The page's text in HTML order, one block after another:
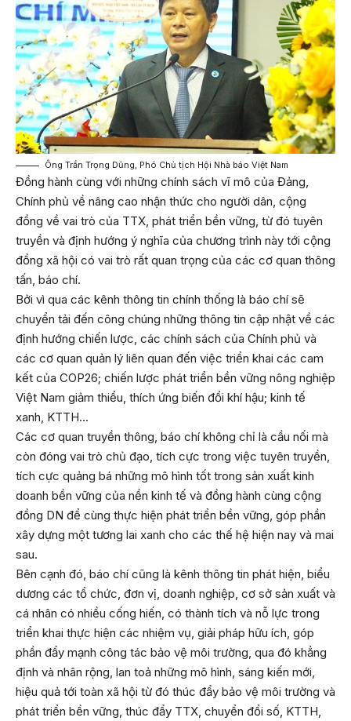
Ông Trần Trọng Dũng, Phó Chủ tịch Hội Nhà báo Việt Nam
Đồng hành cùng với những chính sách vĩ mô của Đảng,
Chính phủ về nâng cao nhận thức cho người dân, cộng
đồng về vai trò của TTX, phát triển bền vững, từ đó tuyên
truyền và định hướng ý nghĩa của chương trình này tới cộng
đồng xã hội có vai trò rất quan trọng của các cơ quan thông
tấn, báo chí.
Bởi vì qua các kênh thông tin chính thống là báo chí sẽ
chuyển tải đến công chúng những thông tin cập nhật về các
định hướng chiến lược, các chính sách của Chính phủ và
các cơ quan quản lý liên quan đến việc triển khai các cam
kết của COP26; chiến lược phát triển bền vững nông nghiệp
Việt Nam giảm thiểu, thích ứng biến đổi khí hậu; kinh tế
xanh, KTTH…
Các cơ quan truyền thông, báo chí không chỉ là cầu nối mà
còn đóng vai trò chủ đạo, tích cực trong việc tuyên truyền,
tích cực quảng bá những mô hình tốt trong sản xuất kinh
doanh bền vững của nền kinh tế và đồng hành cùng cộng
đồng DN để cùng thực hiện phát triển bền vững, góp phần
xây dựng một tương lai xanh cho các thế hệ hiện nay và mai
sau.
Bên cạnh đó, báo chí cũng là kênh thông tin phát hiện, biểu
dương các tổ chức, đơn vị, doanh nghiệp, cơ sở sản xuất và
cá nhân có nhiều cống hiến, có thành tích và nỗ lực trong
triển khai thực hiện các nhiệm vụ, giải pháp hữu ích, góp
phần đẩy mạnh công tác bảo vệ môi trường, qua đó khẳng
định và nhân rộng, lan toả những mô hình, sáng kiến mới,
hiệu quả tới toàn xã hội từ đó thúc đẩy bảo vệ môi trường và
phát triển bền vững, thúc đẩy TTX, chuyển đổi số, KTTH,